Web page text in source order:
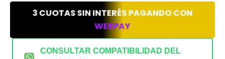
3 CUOTAS SIN INTERÉS PAGANDO CON
WEBPAY
CONSULTAR COMPATIBILIDAD DEL